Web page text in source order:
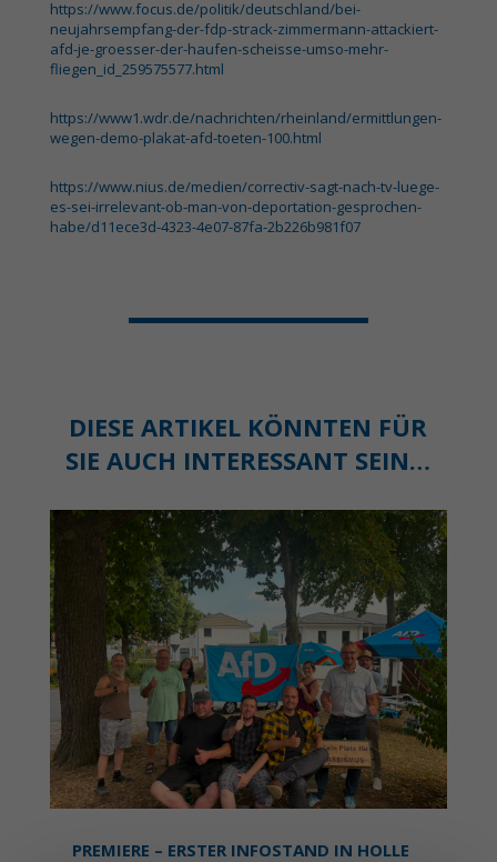
https://www.focus.de/politik/deutschland/bei-
neujahrsempfang-der-fdp-strack-zimmermann-attackiert-
afd-je-groesser-der-haufen-scheisse-umso-mehr-
fliegen_id_259575577.html
https://www1.wdr.de/nachrichten/rheinland/ermittlungen-
wegen-demo-plakat-afd-toeten-100.html
https://www.nius.de/medien/correctiv-sagt-nach-tv-luege-
es-sei-irrelevant-ob-man-von-deportation-gesprochen-
habe/d11ece3d-4323-4e07-87fa-2b226b981f07
DIESE ARTIKEL KÖNNTEN FÜR
SIE AUCH INTERESSANT SEIN…
PREMIERE – ERSTER INFOSTAND IN HOLLE